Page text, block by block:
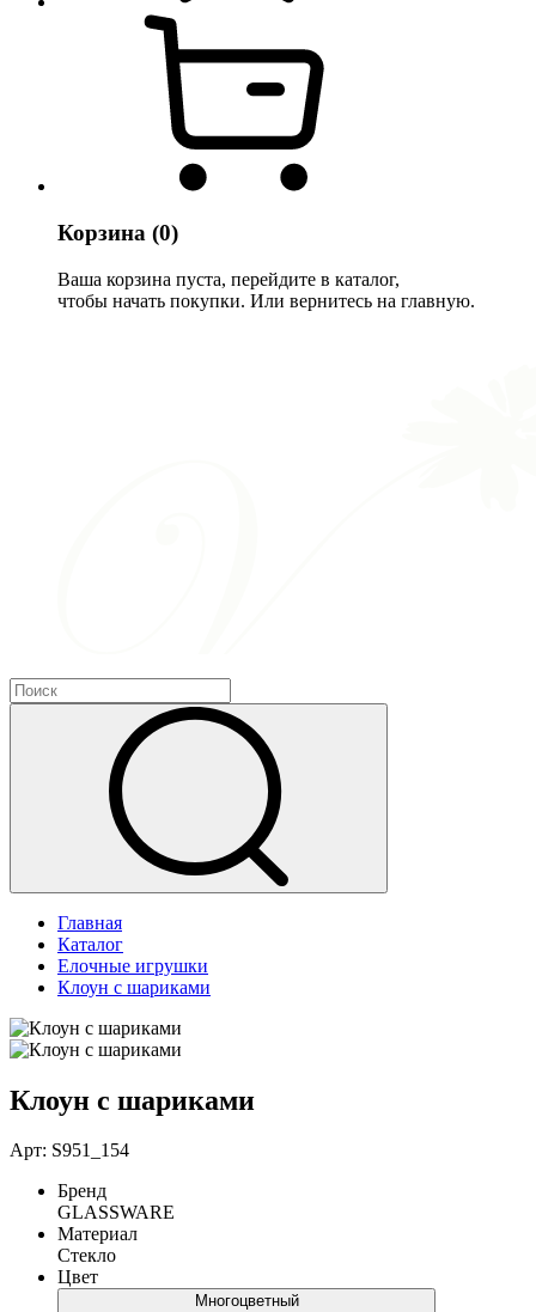
Корзина (0)
Ваша корзина пуста, перейдите в каталог,
чтобы начать покупки. Или вернитесь на главную.
Главная
Каталог
Елочные игрушки
Клоун с шариками
Клоун с шариками
Арт: S951_154
Бренд
GLASSWARE
Материал
Стекло
Цвет
Многоцветный